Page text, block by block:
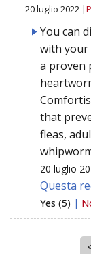
20 luglio 2022 |
You can
with your
a proven
that
fleas,
20 luglio
Questa
Yes (5) |